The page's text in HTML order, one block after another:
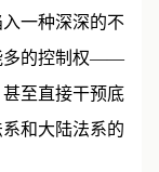
一种深深的不
多的控制权——
至直接干预底
和大陆法系的